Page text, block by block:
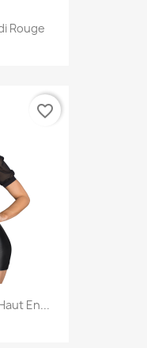
Rouge
En...
favorite_border